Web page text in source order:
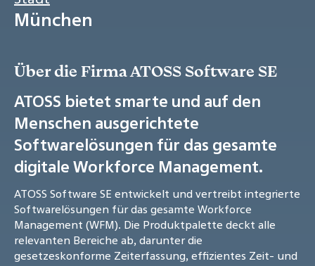
München
Über die Firma ATOSS Software SE
ATOSS bietet smarte und auf den
Menschen ausgerichtete
Softwarelösungen für das gesamte
digitale Workforce Management.
ATOSS Software SE entwickelt und vertreibt integrierte
Softwarelösungen für das gesamte Workforce
Management (WFM). Die Produktpalette deckt alle
relevanten Bereiche ab, darunter die
gesetzeskonforme Zeiterfassung, effizientes Zeit- und